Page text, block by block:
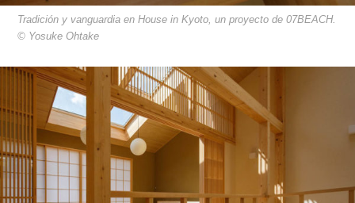
Tradición y vanguardia en House in Kyoto, un proyecto de 07BEACH.
© Yosuke Ohtake